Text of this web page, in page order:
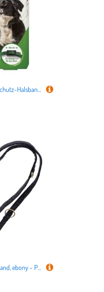
beaphar Zecken- & Flohschutz-Halsband für Hunde - ca. 65 cm Halsumfang
Nomad Tales Calma Halsband, ebony - Passende Leine: 200 cm lang, 20 mm breit